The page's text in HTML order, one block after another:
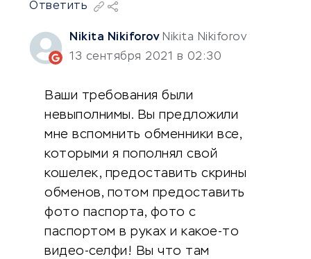
Nikita Nikiforov Nikita Nikiforov
13 сентября 2021 в 02:30
Ваши требования были
невыполнимы. Вы предложили
мне вспомнить обменники все,
которыми я пополнял свой
кошелек, предоставить скрины
обменов, потом предоставить
фото паспорта, фото с
паспортом в руках и какое-то
видео-селфи! Вы что там
Ответить